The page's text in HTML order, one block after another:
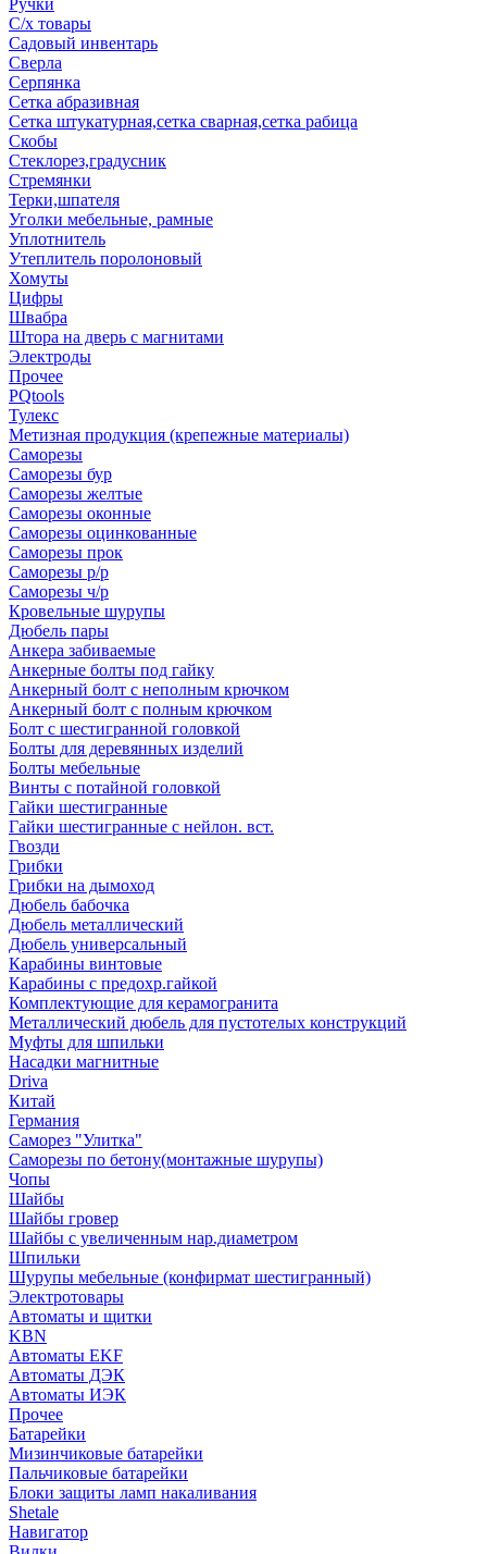
Ручки
С/х товары
Садовый инвентарь
Сверла
Серпянка
Сетка абразивная
Сетка штукатурная,сетка сварная,сетка рабица
Скобы
Стеклорез,градусник
Стремянки
Терки,шпателя
Уголки мебельные, рамные
Уплотнитель
Утеплитель поролоновый
Хомуты
Цифры
Швабра
Штора на дверь с магнитами
Электроды
Прочее
PQtools
Тулекс
Метизная продукция (крепежные материалы)
Саморезы
Саморезы бур
Саморезы желтые
Саморезы оконные
Саморезы оцинкованные
Саморезы прок
Саморезы р/р
Саморезы ч/р
Кровельные шурупы
Дюбель пары
Анкера забиваемые
Анкерные болты под гайку
Анкерный болт с неполным крючком
Анкерный болт с полным крючком
Болт с шестигранной головкой
Болты для деревянных изделий
Болты мебельные
Винты с потайной головкой
Гайки шестигранные
Гайки шестигранные с нейлон. вст.
Гвозди
Грибки
Грибки на дымоход
Дюбель бабочка
Дюбель металлический
Дюбель универсальный
Карабины винтовые
Карабины с предохр.гайкой
Комплектующие для керамогранита
Металлический дюбель для пустотелых конструкций
Муфты для шпильки
Насадки магнитные
Driva
Китай
Германия
Саморез "Улитка"
Саморезы по бетону(монтажные шурупы)
Чопы
Шайбы
Шайбы гровер
Шайбы с увеличенным нар.диаметром
Шпильки
Шурупы мебельные (конфирмат шестигранный)
Электротовары
Автоматы и щитки
KBN
Автоматы EKF
Автоматы ДЭК
Автоматы ИЭК
Прочее
Батарейки
Мизинчиковые батарейки
Пальчиковые батарейки
Блоки защиты ламп накаливания
Shetale
Навигатор